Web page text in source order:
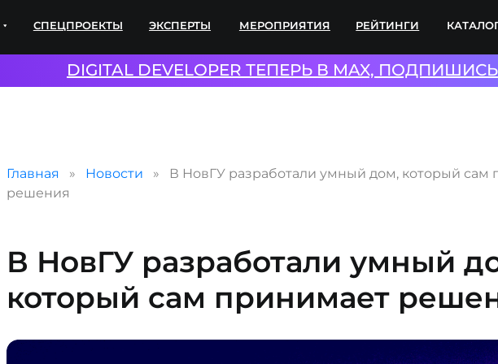
ЭКСПЕРТЫ КАТАЛОГИ
МЕРОПРИЯТИЯ
СПЕЦПРОЕКТЫ РЕЙТИНГИ
DIGITAL DEVELOPER ТЕПЕРЬ В MAX, ПОДПИШИСЬ
Главная Новости
В НовГУ разработали умный дом, который сам
решения
В НовГУ разработали умный
который сам принимает